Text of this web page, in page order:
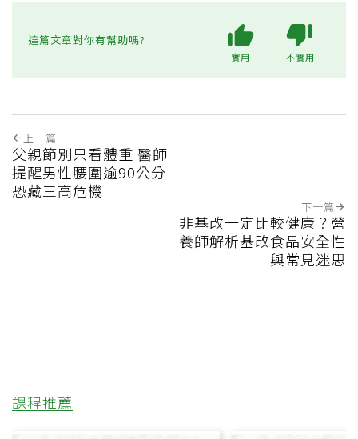
這篇文章對你有幫助嗎?
實用 不實用
上一篇
父親節別只看體重 醫師
提醒男性腰圍逾90公分
恐藏三高危機
下一篇
非基改一定比較健康？營
養師解析基改食品安全性
與常見迷思
課程推薦